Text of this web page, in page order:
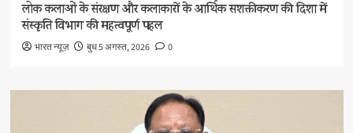
लोक कलाओं के संरक्षण और कलाकारों के आर्थिक सशक्तीकरण की दिशा में
संस्कृति विभाग की महत्वपूर्ण पहल
भारत न्यूज़ बुध 5 अगस्त, 2026 0